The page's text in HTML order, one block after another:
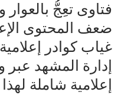
فتاوى تعِجُّ
ضعف المحتوى
غياب كوادر
إدارة المشهد عبر
إعلامية شاملة لهذا